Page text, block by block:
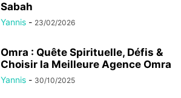
Sabah
Yannis - 23/02/2026
Omra : Quête Spirituelle, Défis &
Choisir la Meilleure Agence Omra
Yannis - 30/10/2025